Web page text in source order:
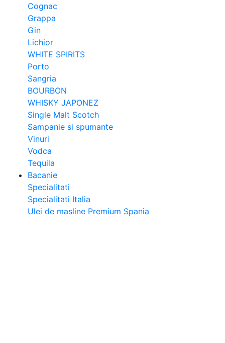
Cognac
Grappa
Gin
Lichior
WHITE SPIRITS
Porto
Sangria
BOURBON
WHISKY JAPONEZ
Single Malt Scotch
Sampanie si spumante
Vinuri
Vodca
Tequila
Bacanie
Specialitati
Specialitati Italia
Ulei de masline Premium Spania